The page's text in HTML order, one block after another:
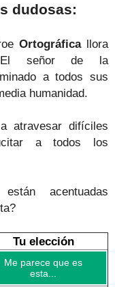
dudosas:
Ortográficallora
El señor de la
a todos sus
humanidad.
atravesar difíciles
a todos los
acentuadas
Tu elección
Me parece que es
esta...